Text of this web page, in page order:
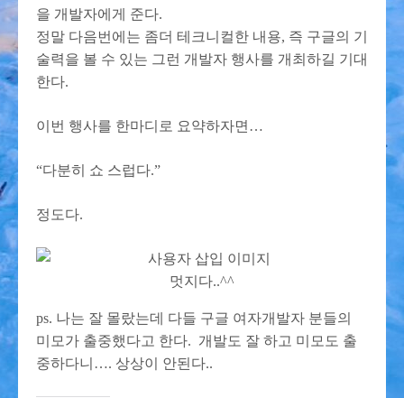
을 개발자에게 준다.
정말 다음번에는 좀더 테크니컬한 내용, 즉 구글의 기
술력을 볼 수 있는 그런 개발자 행사를 개최하길 기대
한다.
이번 행사를 한마디로 요약하자면…
“다분히 쇼 스럽다.”
정도다.
멋지다..^^
ps. 나는 잘 몰랐는데 다들 구글 여자개발자 분들의
미모가 출중했다고 한다. 개발도 잘 하고 미모도 출
중하다니…. 상상이 안된다..